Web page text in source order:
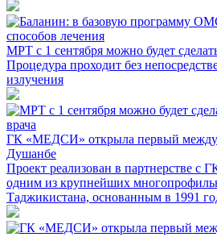
МРТ с 1 сентября можно будет
Процедура проходит без
излучения
ГК «МЕДСИ» открыла первый
Душанбе
Проект реализован в партнерстве
одним из крупнейших
Таджикистана, основанным в 1991